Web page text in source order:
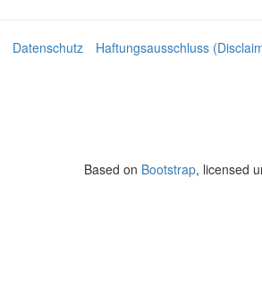
Datenschutz Haftungsausschluss
Based on Bootstrap, licensed